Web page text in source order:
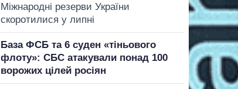
Міжнародні резерви України
скоротилися у липні
База ФСБ та 6 суден «тіньового
флоту»: СБС атакували понад 100
ворожих цілей росіян